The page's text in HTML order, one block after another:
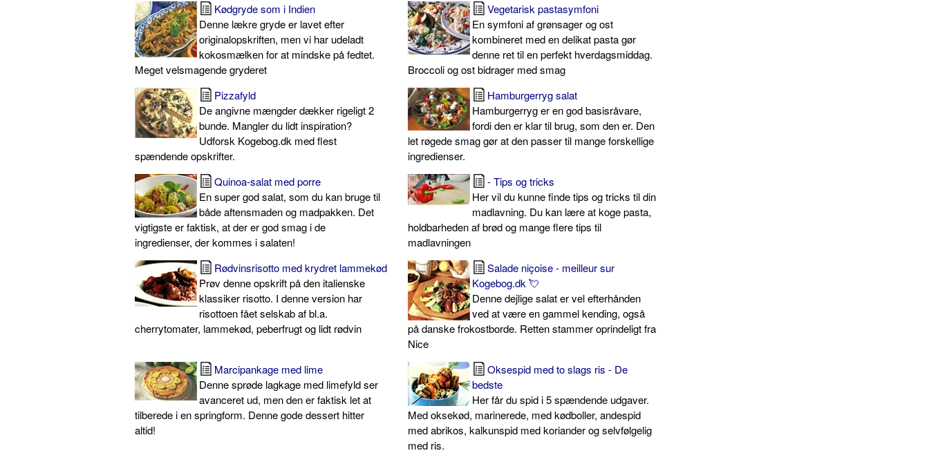
Kødgryde som i Indien
Denne lækre gryde er lavet efter
originalopskriften, men vi har udeladt
kokosmælken for at mindske på fedtet.
Meget velsmagende gryderet
Vegetarisk pastasymfoni
En symfoni af grønsager og ost
kombineret med en delikat pasta gør
denne ret til en perfekt hverdagsmiddag.
Broccoli og ost bidrager med smag
Pizzafyld
De angivne mængder dækker rigeligt 2
bunde. Mangler du lidt inspiration?
Udforsk Kogebog.dk med flest
spændende opskrifter.
Hamburgerryg salat
Hamburgerryg er en god basisråvare,
fordi den er klar til brug, som den er. Den
let røgede smag gør at den passer til mange forskellige
ingredienser.
Quinoa-salat med porre
En super god salat, som du kan bruge til
både aftensmaden og madpakken. Det
vigtigste er faktisk, at der er god smag i de
ingredienser, der kommes i salaten!
- Tips og tricks
Her vil du kunne finde tips og tricks til din
madlavning. Du kan lære at koge pasta,
holdbarheden af brød og mange flere tips til
madlavningen
Rødvinsrisotto med krydret lammekød
Prøv denne opskrift på den italienske
klassiker risotto. I denne version har
risottoen fået selskab af bl.a.
cherrytomater, lammekød, peberfrugt og lidt rødvin
Salade niçoise - meilleur sur
Kogebog.dk 💘
Denne dejlige salat er vel efterhånden
ved at være en gammel kending, også
på danske frokostborde. Retten stammer oprindeligt fra
Nice
Marcipankage med lime
Denne sprøde lagkage med limefyld ser
avanceret ud, men den er faktisk let at
tilberede i en springform. Denne gode dessert hitter
altid!
Oksespid med to slags ris - De
bedste
Her får du spid i 5 spændende udgaver.
Med oksekød, marinerede, med kødboller, andespid
med abrikos, kalkunspid med koriander og selvfølgelig
med ris.